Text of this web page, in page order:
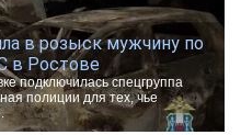
в розыск мужчину по
в Ростове
подключилась спецгруппа
полиции для тех, чье